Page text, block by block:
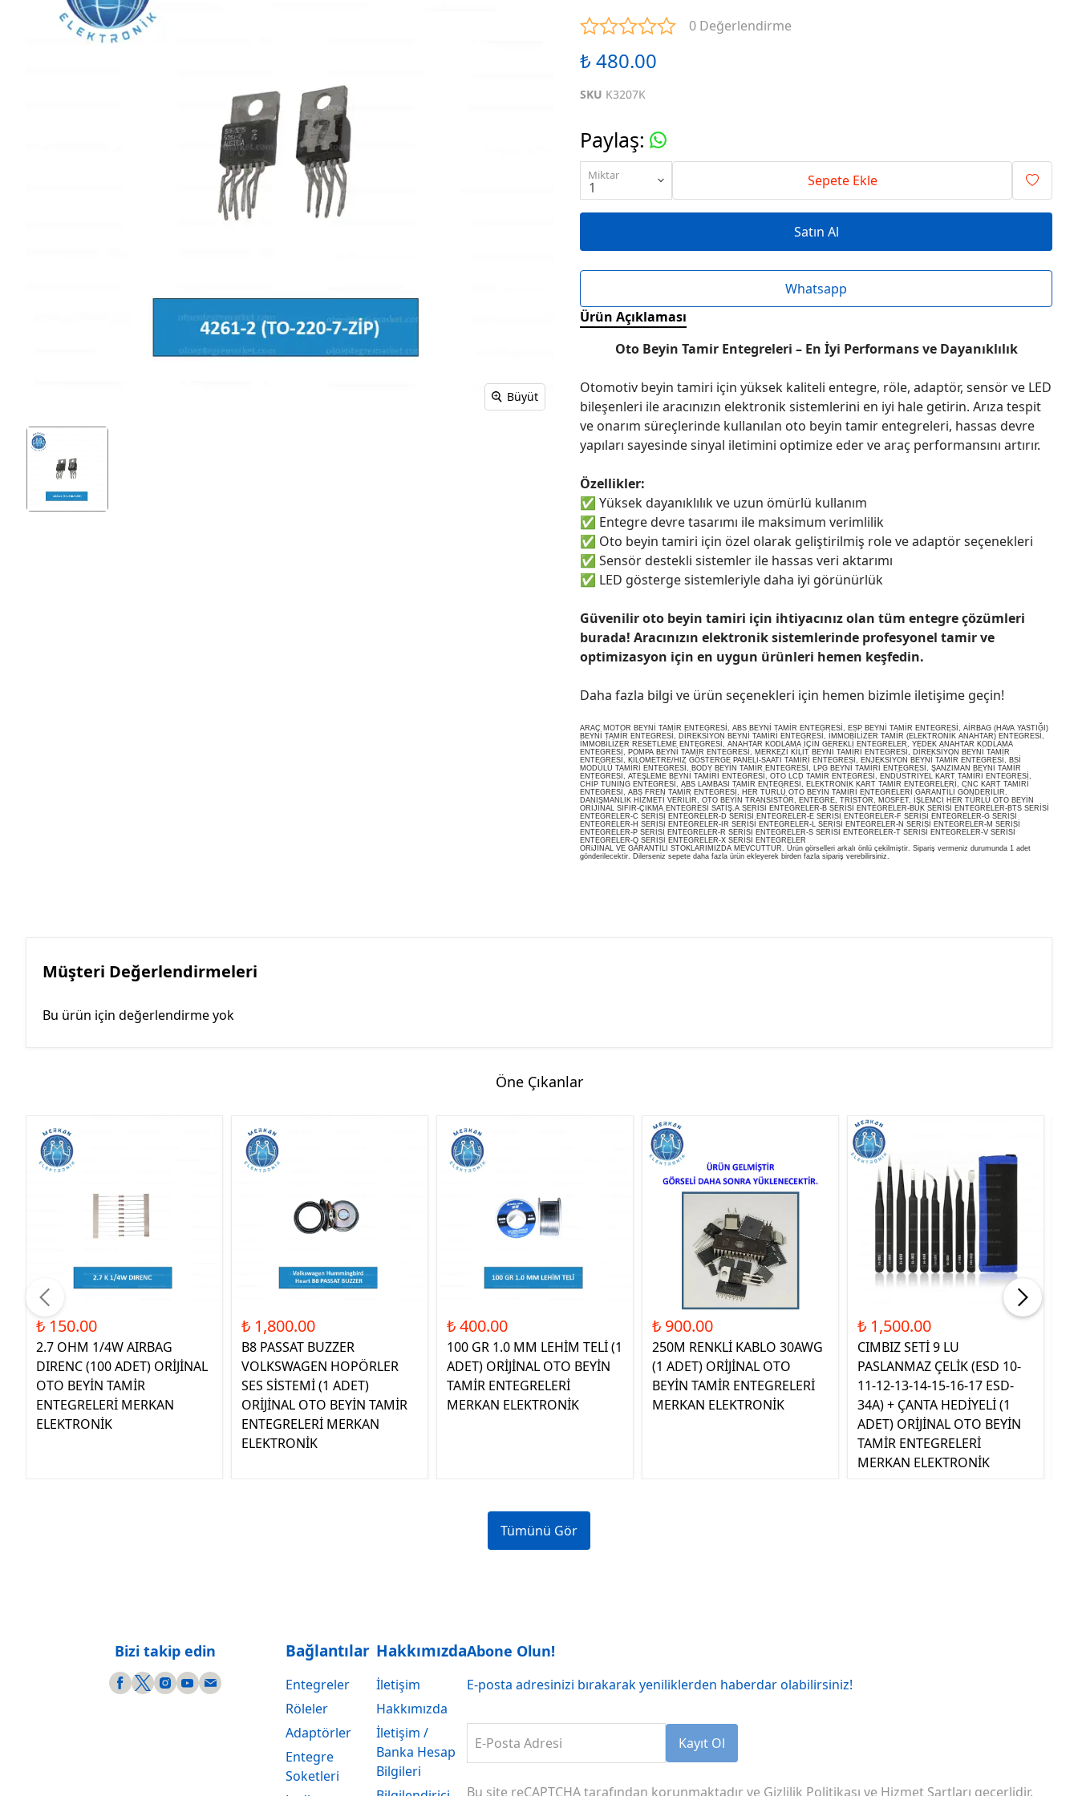
R SERİSİ ENTEGRELER
U SERİSİ ENTEGRELER
Z SERİSİ ENTEGRELER KARIŞIK SERİ ENTEGRELER
Büyüt
0 Değerlendirme
₺ 480.00
SKU K3207K
Paylaş:
Miktar Sepete Ekle
Satın Al
Whatsapp
Ürün Açıklaması
Oto Beyin Tamir Entegreleri – En İyi Performans ve Dayanıklılık
Otomotiv beyin tamiri için yüksek kaliteli entegre, röle, adaptör, sensör ve LED
bileşenleri ile aracınızın elektronik sistemlerini en iyi hale getirin. Arıza tespit
ve onarım süreçlerinde kullanılan oto beyin tamir entegreleri, hassas devre
yapıları sayesinde sinyal iletimini optimize eder ve araç performansını artırır.
Özellikler:
✅ Yüksek dayanıklılık ve uzun ömürlü kullanım
✅ Entegre devre tasarımı ile maksimum verimlilik
✅ Oto beyin tamiri için özel olarak geliştirilmiş role ve adaptör seçenekleri
✅ Sensör destekli sistemler ile hassas veri aktarımı
✅ LED gösterge sistemleriyle daha iyi görünürlük
Güvenilir oto beyin tamiri için ihtiyacınız olan tüm entegre çözümleri
burada! Aracınızın elektronik sistemlerinde profesyonel tamir ve
optimizasyon için en uygun ürünleri hemen keşfedin.
Daha fazla bilgi ve ürün seçenekleri için hemen bizimle iletişime geçin!
ARAÇ MOTOR BEYNİ TAMİR ENTEGRESİ, ABS BEYNİ TAMİR ENTEGRESİ, ESP BEYNİ TAMİR ENTEGRESİ, AİRBAG (HAVA YASTIĞI)
BEYNİ TAMİR ENTEGRESİ, DİREKSİYON BEYNİ TAMİRİ ENTEGRESİ, İMMOBİLİZER TAMİR (ELEKTRONİK ANAHTAR) ENTEGRESİ,
İMMOBİLİZER RESETLEME ENTEGRESİ, ANAHTAR KODLAMA İÇİN GEREKLİ ENTEGRELER, YEDEK ANAHTAR KODLAMA
ENTEGRESİ, POMPA BEYNİ TAMİR ENTEGRESİ, MERKEZİ KİLİT BEYNİ TAMİRİ ENTEGRESİ, DİREKSİYON BEYNİ TAMİR
ENTEGRESİ, KİLOMETRE/HIZ GÖSTERGE PANELİ-SAATİ TAMİRİ ENTEGRESİ, ENJEKSİYON BEYNİ TAMİR ENTEGRESİ, BSİ
MODÜLÜ TAMİRİ ENTEGRESİ, BODY BEYİN TAMİR ENTEGRESİ, LPG BEYNİ TAMİRİ ENTEGRESİ, ŞANZIMAN BEYNİ TAMİR
ENTEGRESİ, ATEŞLEME BEYNİ TAMİRİ ENTEGRESİ, OTO LCD TAMİR ENTEGRESİ, ENDÜSTRİYEL KART TAMİRİ ENTEGRESİ,
CHİP TUNİNG ENTEGRESİ, ABS LAMBASI TAMİR ENTEGRESİ, ELEKTRONİK KART TAMİR ENTEGRELERİ, CNC KART TAMİRİ
ENTEGRESİ, ABS FREN TAMİR ENTEGRESİ, HER TÜRLÜ OTO BEYİN TAMİRİ ENTEGRELERİ GARANTİLİ GÖNDERİLİR.
DANIŞMANLIK HİZMETİ VERİLİR, OTO BEYİN TRANSİSTÖR, ENTEGRE, TRİSTÖR, MOSFET, İŞLEMCİ HER TÜRLÜ OTO BEYİN
ORİJİNAL SIFIR-ÇIKMA ENTEGRESİ SATIŞ.A SERİSİ ENTEGRELER-B SERİSİ ENTEGRELER-BUK SERİSİ ENTEGRELER-BTS SERİSİ
ENTEGRELER-C SERİSİ ENTEGRELER-D SERİSİ ENTEGRELER-E SERİSİ ENTEGRELER-F SERİSİ ENTEGRELER-G SERİSİ
ENTEGRELER-H SERİSİ ENTEGRELER-IR SERİSİ ENTEGRELER-L SERİSİ ENTEGRELER-N SERİSİ ENTEGRELER-M SERİSİ
ENTEGRELER-P SERİSİ ENTEGRELER-R SERİSİ ENTEGRELER-S SERİSİ ENTEGRELER-T SERİSİ ENTEGRELER-V SERİSİ
ENTEGRELER-Q SERİSİ ENTEGRELER-X SERİSİ ENTEGRELER
ORiJİNAL VE GARANTİLİ STOKLARIMIZDA MEVCUTTUR. Ürün görselleri arkalı önlü çekilmiştir. Sipariş vermeniz durumunda 1 adet
gönderilecektir. Dilerseniz sepete daha fazla ürün ekleyerek birden fazla sipariş verebilirsiniz.
Müşteri Değerlendirmeleri
Bu ürün için değerlendirme yok
Öne Çıkanlar
₺ 150.00
2.7 OHM 1/4W AIRBAG
DIRENC (100 ADET) ORİJİNAL
OTO BEYİN TAMİR
ENTEGRELERİ MERKAN
ELEKTRONİK
₺ 1,800.00
B8 PASSAT BUZZER
VOLKSWAGEN HOPÖRLER
SES SİSTEMİ (1 ADET)
ORİJİNAL OTO BEYİN TAMİR
ENTEGRELERİ MERKAN
ELEKTRONİK
₺ 400.00
100 GR 1.0 MM LEHİM TELİ (1
ADET) ORİJİNAL OTO BEYİN
TAMİR ENTEGRELERİ
MERKAN ELEKTRONİK
₺ 900.00
250M RENKLİ KABLO 30AWG
(1 ADET) ORİJİNAL OTO
BEYİN TAMİR ENTEGRELERİ
MERKAN ELEKTRONİK
₺ 1,500.00
CIMBIZ SETİ 9 LU
PASLANMAZ ÇELİK (ESD 10-
11-12-13-14-15-16-17 ESD-
34A) + ÇANTA HEDİYELİ (1
ADET) ORİJİNAL OTO BEYİN
TAMİR ENTEGRELERİ
MERKAN ELEKTRONİK
Tümünü Gör
Bizi takip edin Bağlantılar
Entegreler
Röleler
Adaptörler
Entegre
Soketleri
Hakkımızda
İletişim
Hakkımızda
İletişim /
Banka Hesap
Bilgileri
Abone Olun!
E-posta adresinizi bırakarak yeniliklerden haberdar olabilirsiniz!
E-Posta Adresi Kayıt Ol
Bu site reCAPTCHA tarafından korunmaktadır ve Gizlilik Politikası ve Hizmet Şartları geçerlidir.